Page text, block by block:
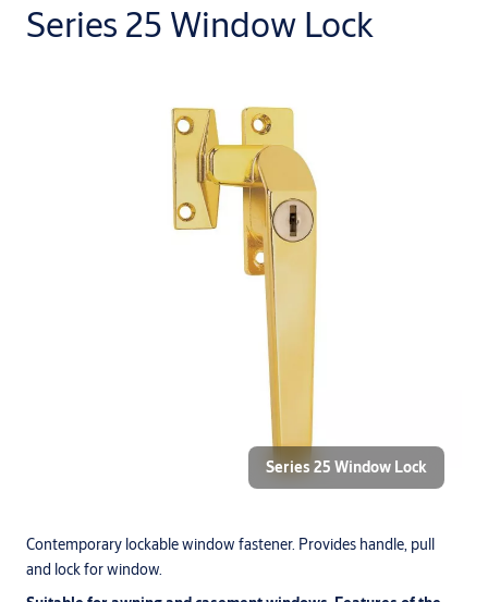
Series 25 Window Lock
Contemporary lockable window fastener. Provides handle, pull
and lock for window.
Series 25 Window Lock